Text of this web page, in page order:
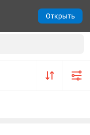
Открыть